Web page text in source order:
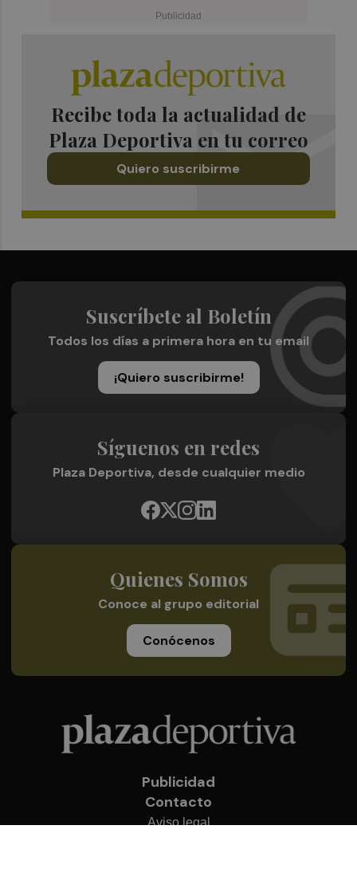
Recibe toda la actualidad de
Plaza Deportiva en tu correo
Quiero suscribirme
Suscríbete al Boletín
Todos los días a primera hora en tu email
¡Quiero suscribirme!
Síguenos en redes
Plaza Deportiva, desde cualquier medio
Quienes Somos
Conoce al grupo editorial
Conócenos
Publicidad
Contacto
Aviso legal